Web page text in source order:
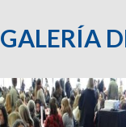
GALERÍA